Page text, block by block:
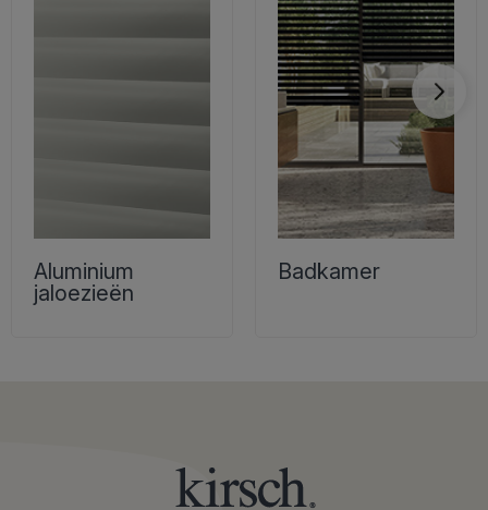
Aluminium
jaloezieën
Badkamer